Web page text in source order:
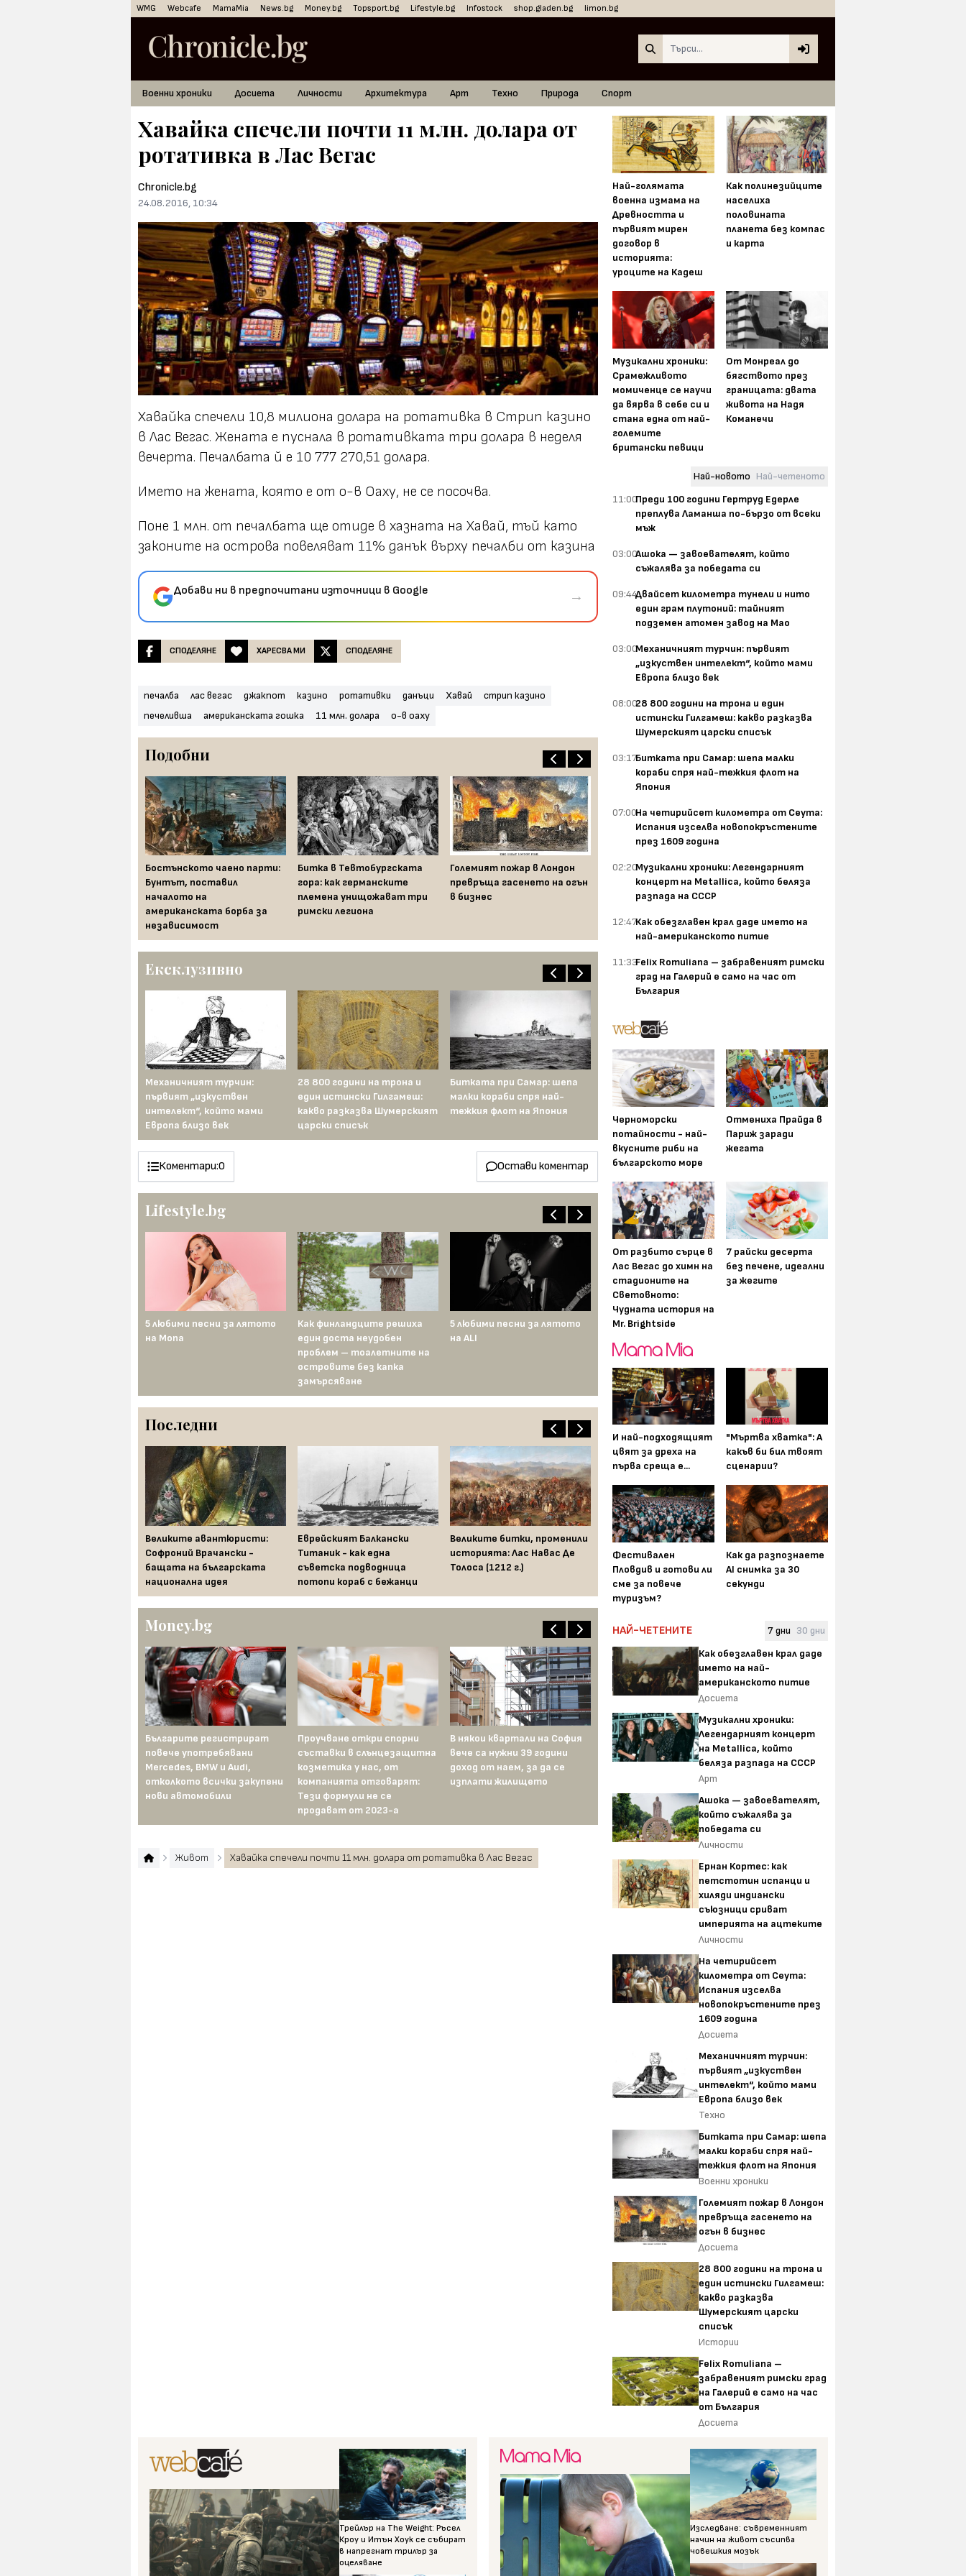
WMG Webcafe MamaMia News.bg Money.bg Topsport.bg Lifestyle.bg Infostock shop.gladen.bg limon.bg
Военни хроники Досиета Личности Архитектура Арт Техно Природа Спорт
Хавайка спечели почти 11 млн. долара от
ротативка в Лас Вегас
Chronicle.bg
24.08.2016, 10:34
Хавайка спечели 10,8 милиона долара на ротативка в Стрип казино
в Лас Вегас. Жената е пуснала в ротативката три долара в неделя
вечерта. Печалбата й е 10 777 270,51 долара.
Името на жената, която е от о-в Оаху, не се посочва.
Поне 1 млн. от печалбата ще отиде в хазната на Хавай, тъй като
законите на острова повеляват 11% данък върху печалби от казина
Добави ни в предпочитани източници в Google →
СПОДЕЛЯНЕ ХАРЕСВА МИ СПОДЕЛЯНЕ
печалба лас вегас джакпот казино ротативки данъци Хавай
стрип казино
печеливша
американската гошка 11 млн. долара о-в оаху
Подобни
Бостънското чаено парти:
Бунтът, поставил
началото на
американската борба за
независимост
Битка в Тевтобургската
гора: как германските
племена унищожават три
римски легиона
Големият пожар в Лондон
превръща гасенето на огън
в бизнес
Ексклузивно
Механичният турчин:
първият „изкуствен
интелект“, който мами
Европа близо век
28 800 години на трона и
един истински Гилгамеш:
какво разказва Шумерският
царски списък
Битката при Самар: шепа
малки кораби спря най-
тежкия флот на Япония
Коментари:0 Остави коментар
Lifestyle.bg
5 любими песни за лятото
на Mona
Как финландците решиха
един доста неудобен
проблем – тоалетните на
островите без капка
замърсяване
5 любими песни за лятото
на ALI
„Спайдър-мен: Нов ден“ ни
зрял и различен Питър
Паркър (но достатъчно ли е
това?)
август
Последни
Великите авантюристи:
Софроний Врачански -
бащата на българската
национална идея
Еврейският Балкански
Титаник - как една
съветска подводница
потопи кораб с бежанци
Великите битки, променили
историята: Лас Навас Де
Толоса (1212 г.)
Money.bg
Българите регистрират
повече употребявани
Mercedes, BMW и Audi,
отколкото всички закупени
нови автомобили
Проучване откри спорни
съставки в слънцезащитна
козметика у нас, от
компанията отговарят:
Тези формули не се
продават от 2023-а
В някои квартали на София
вече са нужни 39 години
доход от наем, за да се
изплати жилището
Е-търговията расте, но
Спиди губи темпо при най-
Технополис стартира
предварителните поръчки
на новите сгъваеми
Z и смарт часовници Galaxy
Watch
Живот Хавайка спечели почти 11 млн. долара от ротативка в Лас Вегас
Най-голямата
военна измама на
Древността и
първият мирен
договор в
историята:
уроците на Кадеш
Как полинезийците
населиха
половината
планета без компас
и карта
Музикални хроники:
Срамежливото
момиченце се научи
да вярва в себе си и
стана една от най-
големите
британски певици
От Монреал до
бягството през
границата: двата
живота на Надя
Команечи
Най-новото Най-четеното
11:00Преди 100 години Гертруд Едерле
преплува Ламанша по-бързо от всеки
мъж
03:00Ашока — завоевателят, който
съжалява за победата си
09:44Двайсет километра тунели и нито
един грам плутоний: тайният
подземен атомен завод на Мао
03:00Механичният турчин: първият
„изкуствен интелект“, който мами
Европа близо век
08:0028 800 години на трона и един
истински Гилгамеш: какво разказва
Шумерският царски списък
03:17Битката при Самар: шепа малки
кораби спря най-тежкия флот на
Япония
07:00На четирийсет километра от Сеута:
Испания изселва новопокръстените
през 1609 година
02:20Музикални хроники: Легендарният
концерт на Metallica, който беляза
разпада на СССР
12:47Как обезглавен крал даде името на
най-американското питие
11:33Felix Romuliana – забравеният римски
град на Галерий е само на час от
България
Черноморски
потайности - най-
вкусните риби на
българското море
Отмениха Прайда в
Париж заради
жегата
От разбито сърце в
Лас Вегас до химн на
стадионите на
Световното:
Чудната история на
Mr. Brightside
7 райски десерта
без печене, идеални
за жегите
И най-подходящият
цвят за дреха на
първа среща е...
"Мъртва хватка": А
какъв би бил твоят
сценарии?
Фестивален
Пловдив и готови ли
сме за повече
туризъм?
Как да разпознаете
AI снимка за 30
секунди
НАЙ-ЧЕТЕНИТЕ 7 дни 30 дни
Как обезглавен крал даде
името на най-
американското питие
Досиета
Музикални хроники:
Легендарният концерт
на Metallica, който
беляза разпада на СССР
Арт
Ашока — завоевателят,
който съжалява за
победата си
Личности
Ернан Кортес: как
петстотин испанци и
хиляди индиански
съюзници сриват
империята на ацтеките
Личности
На четирийсет
километра от Сеута:
Испания изселва
новопокръстените през
1609 година
Досиета
Механичният турчин:
първият „изкуствен
интелект“, който мами
Европа близо век
Техно
Битката при Самар: шепа
малки кораби спря най-
тежкия флот на Япония
Военни хроники
Големият пожар в Лондон
превръща гасенето на
огън в бизнес
Досиета
28 800 години на трона и
един истински Гилгамеш:
какво разказва
Шумерският царски
списък
Истории
Felix Romuliana –
забравеният римски град
на Галерий е само на час
от България
Досиета
Трейлър на The Weight: Ръсел
Кроу и Итън Хоук се събират
в напрегнат трилър за
оцеляване
Изследване: съвременният
начин на живот съсипва
човешкия мозък